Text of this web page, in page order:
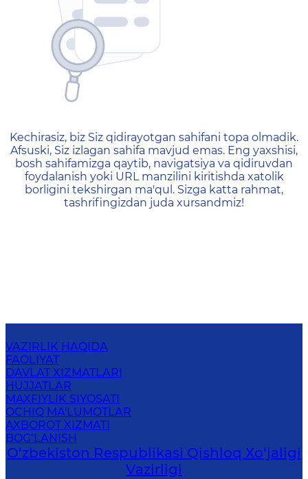
404 — Страница не
Kechirasiz, biz Siz qidirayotgan sahifani topa olmadik.
Afsuski, Siz izlagan sahifa mavjud emas. Eng yaxshisi,
bosh sahifamizga qaytib, navigatsiya va qidiruvdan
foydalanish yoki URL manzilini kiritishda xatolik
borligini tekshirgan ma'qul. Sizga katta rahmat,
tashrifingizdan juda xursandmiz!
VAZIRLIK HAQIDA
FAOLIYAT
DAVLAT XIZMATLARI
HUJJATLAR
MAXFIYLIK SIYOSATI
OCHIQ MA'LUMOTLAR
AXBOROT XIZMATI
BOG‘LANISH
O‘zbekiston Respublikasi Qishloq Хo‘jаligi
Vаzirligi